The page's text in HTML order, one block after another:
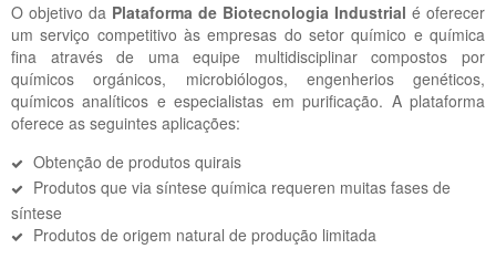
O objetivo da Plataforma de Biotecnologia Industrial é oferecer
um serviço competitivo às empresas do setor químico e química
fina através de uma equipe multidisciplinar compostos por
químicos orgánicos, microbiólogos, engenherios genéticos,
químicos analíticos e especialistas em purificação. A plataforma
oferece as seguintes aplicações:
Obtenção de produtos quirais
Produtos que via síntese química requeren muitas fases de
síntese
Produtos de origem natural de produção limitada